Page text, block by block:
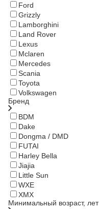
Ford
Grizzly
Lamborghini
Land Rover
Lexus
Mclaren
Mercedes
Scania
Toyota
Volkswagen
Бренд
BDM
Dake
Dongma / DMD
FUTAI
Harley Bella
Jiajia
Little Sun
WXE
XMX
Минимальный возраст, лет